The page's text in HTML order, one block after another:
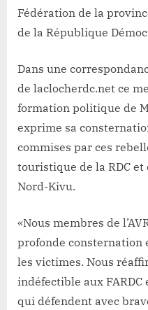
Fédération de la
de la République
Dans une
de laclocherdc.net ce
formation politique de
exprime sa
commises par ces
touristique de la RDC
Nord-Kivu.
«Nous membres de
profonde consternation
les victimes. Nous
indéfectible aux
qui défendent avec